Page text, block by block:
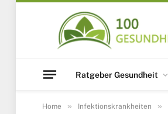
Ratgeber Gesundheit
Home » Infektionskrankheiten »